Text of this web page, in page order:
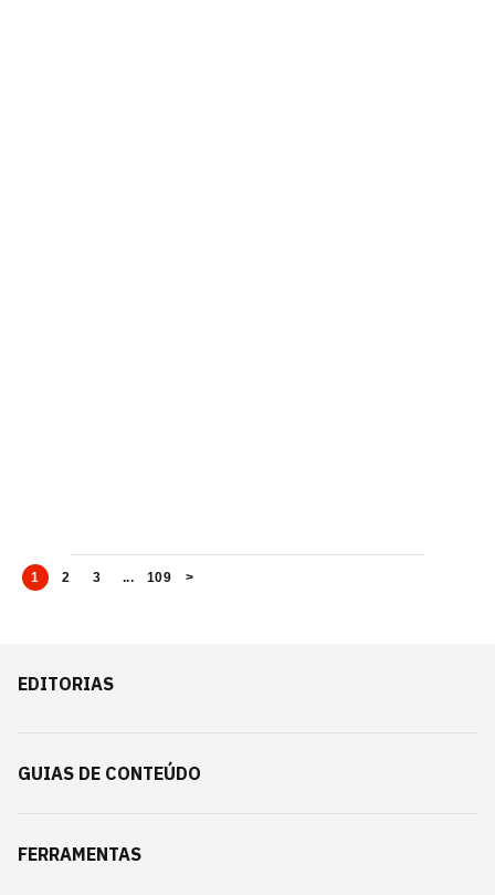
1 2 3 ... 109 >
EDITORIAS
GUIAS DE CONTEÚDO
FERRAMENTAS